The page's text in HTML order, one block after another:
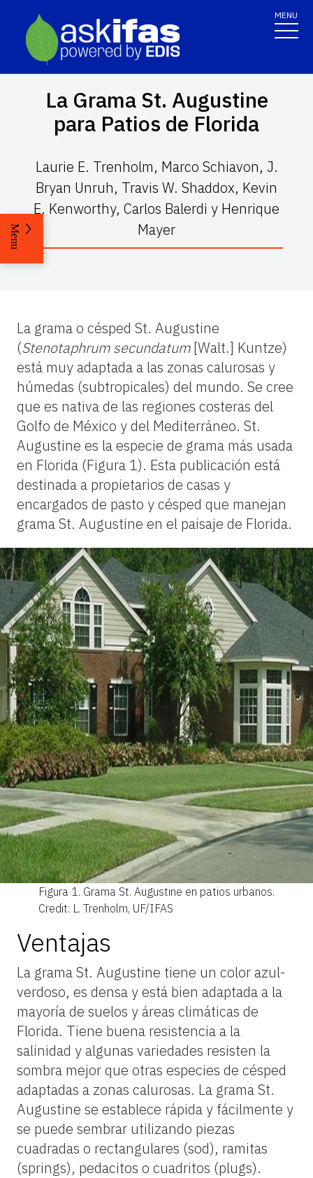
MENU
La Grama St. Augustine
para Patios de Florida
Laurie E. Trenholm, Marco Schiavon, J.
Bryan Unruh, Travis W. Shaddox, Kevin
E. Kenworthy, Carlos Balerdi y Henrique
Mayer
Menu
La grama o césped St. Augustine
(Stenotaphrum secundatum[Walt.] Kuntze)
está muy adaptada a las zonas calurosas y
húmedas (subtropicales) del mundo. Se cree
que es nativa de las regiones costeras del
Golfo de México y del Mediterráneo. St.
Augustine es la especie de grama más usada
en Florida (Figura 1). Esta publicación está
destinada a propietarios de casas y
encargados de pasto y césped que manejan
grama St. Augustine en el paisaje de Florida.
Figura 1. Grama St. Augustine en patios urbanos.
Credit: L. Trenholm, UF/IFAS
Ventajas
La grama St. Augustine tiene un color azul-
verdoso, es densa y está bien adaptada a la
mayoría de suelos y áreas climáticas de
Florida. Tiene buena resistencia a la
salinidad y algunas variedades resisten la
sombra mejor que otras especies de césped
adaptadas a zonas calurosas. La grama St.
Augustine se establece rápida y fácilmente y
se puede sembrar utilizando piezas
cuadradas o rectangulares (sod), ramitas
(springs), pedacitos o cuadritos (plugs).